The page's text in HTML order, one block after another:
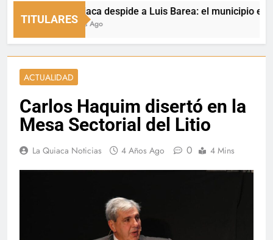
TITULARES
La Quiaca despide a Luis Barea: el municipio
13 Horas Ago
ACTUALIDAD
Carlos Haquim disertó en la
Mesa Sectorial del Litio
La Quiaca Noticias 4 Años Ago 0 4 Mins